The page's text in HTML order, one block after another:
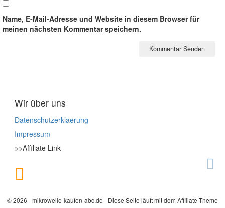
Name, E-Mail-Adresse und Website in diesem Browser für
meinen nächsten Kommentar speichern.
Wir über uns
Datenschutzerklaerung
Impressum
>>Affiliate Link
© 2026 - mikrowelle-kaufen-abc.de - Diese Seite läuft mit dem Affiliate Theme